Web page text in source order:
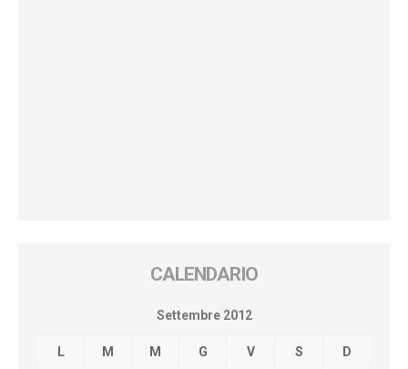
CALENDARIO
Settembre 2012
L M M G V S D